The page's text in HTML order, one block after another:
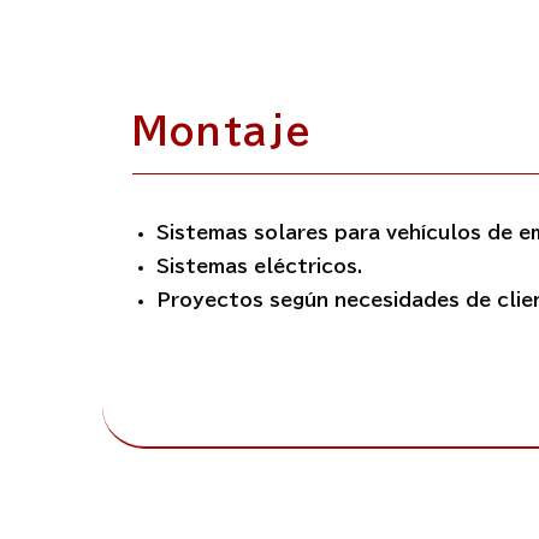
Montaje
Sistemas solares para vehículos de
Sistemas eléctricos.
Proyectos según necesidades de